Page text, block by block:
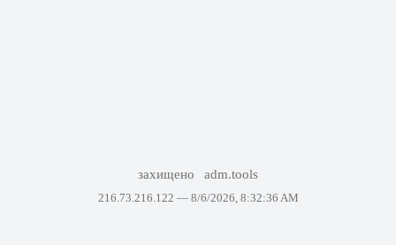
захищено adm.tools
216.73.216.122 — 8/6/2026, 8:32:36 AM